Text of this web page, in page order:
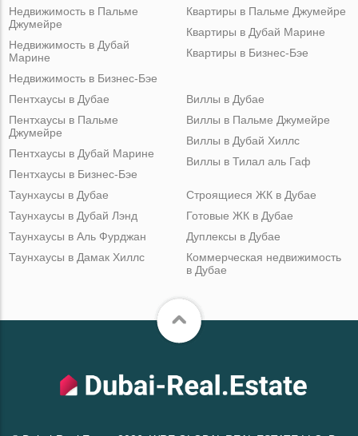
Недвижимость в Пальме
Джумейре
Недвижимость в Дубай
Марине
Недвижимость в Бизнес-Бэе
Квартиры в Пальме Джумейре
Квартиры в Дубай Марине
Квартиры в Бизнес-Бэе
Пентхаусы в Дубае
Пентхаусы в Пальме
Джумейре
Пентхаусы в Дубай Марине
Пентхаусы в Бизнес-Бэе
Виллы в Дубае
Виллы в Пальме Джумейре
Виллы в Дубай Хиллс
Виллы в Тилал аль Гаф
Таунхаусы в Дубае
Таунхаусы в Дубай Лэнд
Таунхаусы в Аль Фурджан
Таунхаусы в Дамак Хиллс
Строящиеся ЖК в Дубае
Готовые ЖК в Дубае
Дуплексы в Дубае
Коммерческая недвижимость
в Дубае